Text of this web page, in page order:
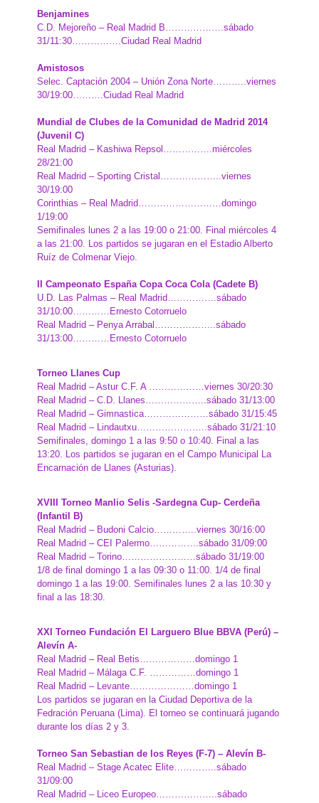
Benjamines
C.D. Mejoreño – Real Madrid B……………….sábado
31/11:30…………….Ciudad Real Madrid
Amistosos
Selec. Captación 2004 – Unión Zona Norte………..viernes
30/19:00……….Ciudad Real Madrid
Mundial de Clubes de la Comunidad de Madrid 2014
(Juvenil C)
Real Madrid – Kashiwa Repsol…………….miércoles
28/21:00
Real Madrid – Sporting Cristal………………..viernes
30/19:00
Corinthias – Real Madrid………………………domingo
1/19:00
Semifinales lunes 2 a las 19:00 o 21:00. Final miércoles 4
a las 21:00. Los partidos se jugaran en el Estadio Alberto
Ruíz de Colmenar Viejo.
II Campeonato España Copa Coca Cola (Cadete B)
U.D. Las Palmas – Real Madrid…………….sábado
31/10:00…………Ernesto Cotorruelo
Real Madrid – Penya Arrabal………………..sábado
31/13:00…………Ernesto Cotorruelo
Torneo Llanes Cup
Real Madrid – Astur C.F. A ………………viernes 30/20:30
Real Madrid – C.D. Llanes………………..sábado 31/13:00
Real Madrid – Gimnastica…………………sábado 31/15:45
Real Madrid – Lindautxu…………………..sábado 31/21:10
Semifinales, domingo 1 a las 9:50 o 10:40. Final a las
13:20. Los partidos se jugaran en el Campo Municipal La
Encarnación de Llanes (Asturias).
XVIII Torneo Manlio Selis -Sardegna Cup- Cerdeña
(Infantil B)
Real Madrid – Budoni Calcio…………..viernes 30/16:00
Real Madrid – CEI Palermo…………….sábado 31/09:00
Real Madrid – Torino……………………sábado 31/19:00
1/8 de final domingo 1 a las 09:30 o 11:00. 1/4 de final
domingo 1 a las 19:00. Semifinales lunes 2 a las 10:30 y
final a las 18:30.
XXI Torneo Fundación El Larguero Blue BBVA (Perú) –
Alevín A-
Real Madrid – Real Betis………………domingo 1
Real Madrid – Málaga C.F. ……………domingo 1
Real Madrid – Levante…………………domingo 1
Los partidos se jugaran en la Ciudad Deportiva de la
Fedración Peruana (Lima). El torneo se continuará jugando
durante los días 2 y 3.
Torneo San Sebastian de los Reyes (F-7) – Alevín B-
Real Madrid – Stage Acatec Elite…………..sábado
31/09:00
Real Madrid – Liceo Europeo………………..sábado